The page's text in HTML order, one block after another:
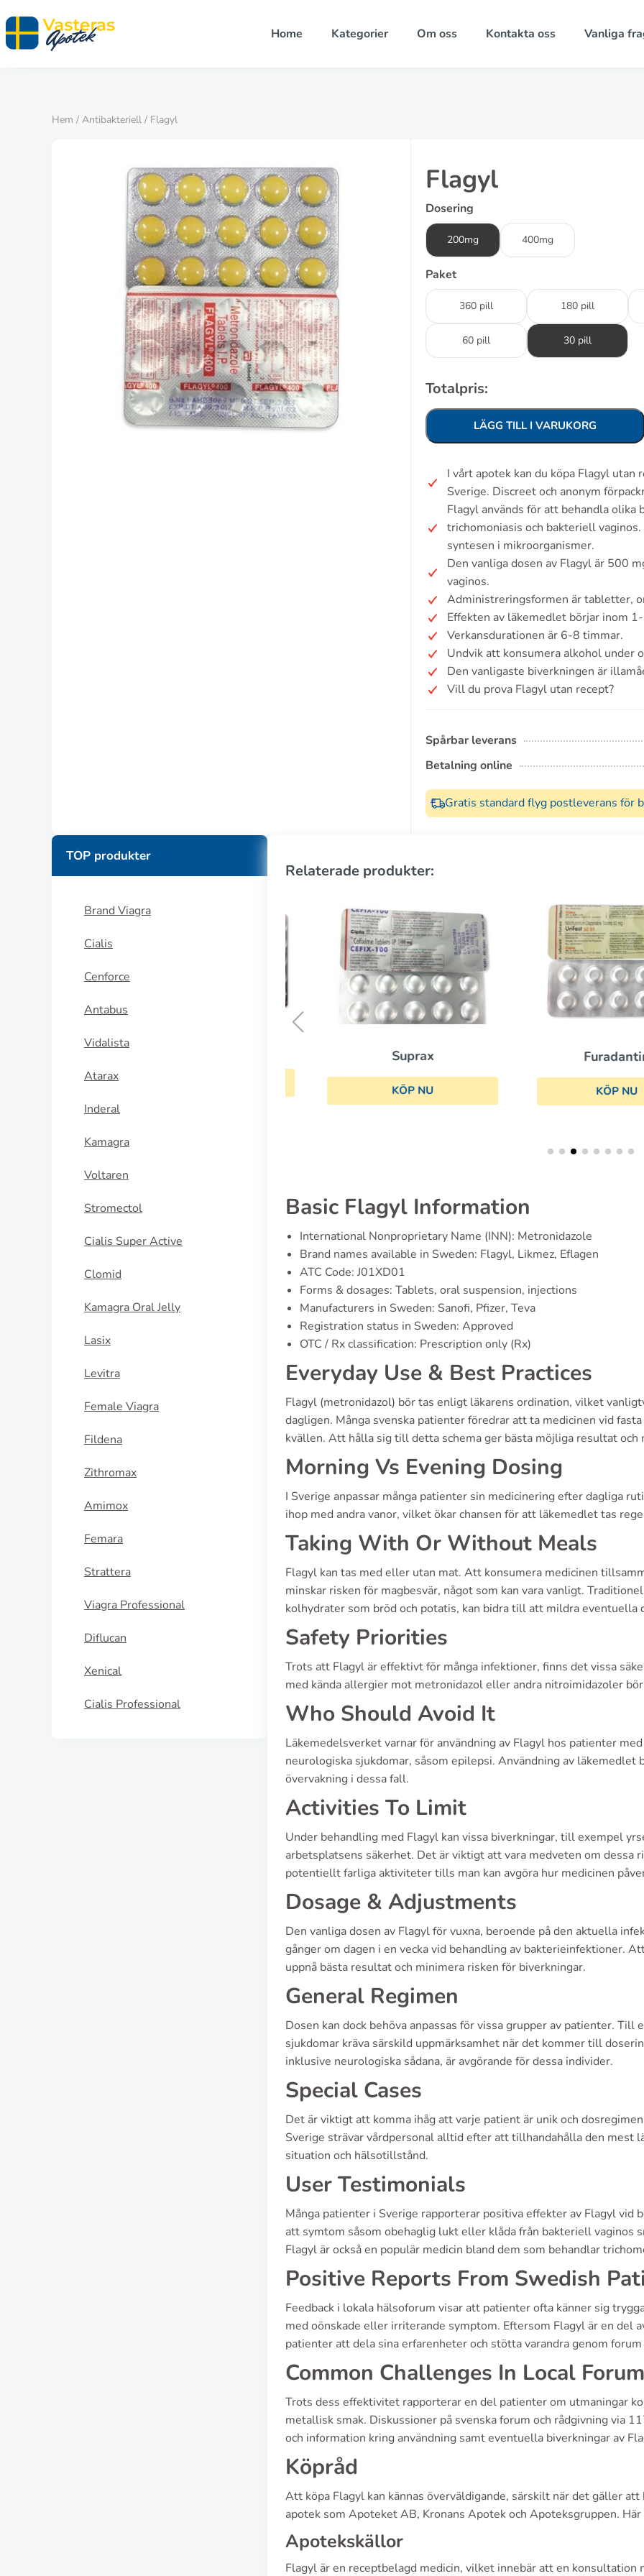
Home Kategorier Om oss Kontakta oss Vanliga
Hem / Antibakteriell / Flagyl
Flagyl
Dosering
200mg 400mg
Paket
360 pill 180 pill
60 pill 30 pill
Totalpris:
LÄGG TILL I VARUKORG
I vårt apotek kan du köpa Flagyl
Sverige. Discreet och anonym
Flagyl används för att behandla
trichomoniasis och bakteriell
syntesen i mikroorganismer.
Den vanliga dosen av Flagyl är 500
vaginos.
Administreringsformen är tabletter,
Effekten av läkemedlet börjar inom
Verkansdurationen är 6-8 timmar.
Undvik att konsumera alkohol under
Den vanligaste biverkningen är
Vill du prova Flagyl utan recept?
Spårbar leverans
Betalning online
Gratis standard flyg postleverans för
TOP produkter
Brand Viagra
Cialis
Cenforce
Antabus
Vidalista
Atarax
Inderal
Kamagra
Voltaren
Stromectol
Cialis Super Active
Clomid
Kamagra Oral Jelly
Lasix
Levitra
Female Viagra
Fildena
Zithromax
Amimox
Femara
Strattera
Viagra Professional
Diflucan
Xenical
Cialis Professional
Relaterade produkter:
Suprax
KÖP NU
Furadantin
KÖP NU
Basic Flagyl Information
International Nonproprietary Name (INN): Metronidazole
Brand names available in Sweden: Flagyl, Likmez, Eflagen
ATC Code: J01XD01
Forms & dosages: Tablets, oral suspension, injections
Manufacturers in Sweden: Sanofi, Pfizer, Teva
Registration status in Sweden: Approved
OTC / Rx classification: Prescription only (Rx)
Everyday Use & Best Practices
Flagyl (metronidazol) bör tas enligt läkarens ordination, vilket
dagligen. Många svenska patienter föredrar att ta medicinen vid
kvällen. Att hålla sig till detta schema ger bästa möjliga resultat och
Morning Vs Evening Dosing
I Sverige anpassar många patienter sin medicinering efter dagliga
ihop med andra vanor, vilket ökar chansen för att läkemedlet tas
Taking With Or Without Meals
Flagyl kan tas med eller utan mat. Att konsumera medicinen
minskar risken för magbesvär, något som kan vara vanligt.
kolhydrater som bröd och potatis, kan bidra till att mildra eventuella
Safety Priorities
Trots att Flagyl är effektivt för många infektioner, finns det vissa
med kända allergier mot metronidazol eller andra nitroimidazoler
Who Should Avoid It
Läkemedelsverket varnar för användning av Flagyl hos patienter
neurologiska sjukdomar, såsom epilepsi. Användning av
övervakning i dessa fall.
Activities To Limit
Under behandling med Flagyl kan vissa biverkningar, till exempel
arbetsplatsens säkerhet. Det är viktigt att vara medveten om dessa
potentiellt farliga aktiviteter tills man kan avgöra hur medicinen
Dosage & Adjustments
Den vanliga dosen av Flagyl för vuxna, beroende på den aktuella
gånger om dagen i en vecka vid behandling av bakterieinfektioner.
uppnå bästa resultat och minimera risken för biverkningar.
General Regimen
Dosen kan dock behöva anpassas för vissa grupper av patienter.
sjukdomar kräva särskild uppmärksamhet när det kommer till
inklusive neurologiska sådana, är avgörande för dessa individer.
Special Cases
Det är viktigt att komma ihåg att varje patient är unik och
Sverige strävar vårdpersonal alltid efter att tillhandahålla den mest
situation och hälsotillstånd.
User Testimonials
Många patienter i Sverige rapporterar positiva effekter av Flagyl vid
att symtom såsom obehaglig lukt eller klåda från bakteriell vaginos
Flagyl är också en populär medicin bland dem som behandlar
Positive Reports From Swedish
Feedback i lokala hälsoforum visar att patienter ofta känner sig
med oönskade eller irriterande symptom. Eftersom Flagyl är en del
patienter att dela sina erfarenheter och stötta varandra genom forum
Common Challenges In Local
Trots dess effektivitet rapporterar en del patienter om utmaningar
metallisk smak. Diskussioner på svenska forum och rådgivning via
och information kring användning samt eventuella biverkningar av
Köpråd
Att köpa Flagyl kan kännas överväldigande, särskilt när det gäller
apotek som Apoteket AB, Kronans Apotek och Apoteksgruppen.
Apotekskällor
Flagyl är en receptbelagd medicin, vilket innebär att en